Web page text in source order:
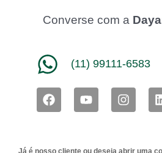
Converse com a
(11) 99111-6583
F
a
Y
o
I
n
i
Já é nosso cliente ou deseja abrir uma